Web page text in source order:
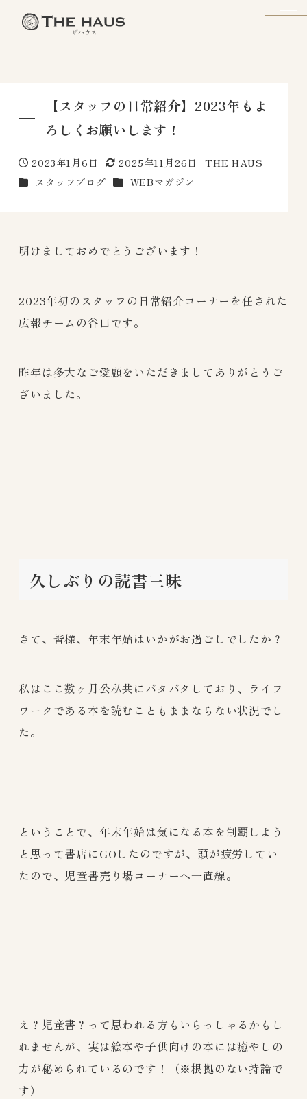
【スタッフの日常紹介】2023年もよ
ろしくお願いします！
投稿日
2023年1月6日
更新日
2025年11月26日
著
THE HAUS
カテゴリー
スタッフブログ カテゴリー
WEBマガジン
明けましておめでとうございます！
2023年初のスタッフの日常紹介コーナーを任された
広報チームの谷口です。
昨年は多大なご愛顧をいただきましてありがとうご
ざいました。
久しぶりの読書三昧
さて、皆様、年末年始はいかがお過ごしでしたか？
私はここ数ヶ月公私共にバタバタしており、ライフ
ワークである本を読むこともままならない状況でし
た。
ということで、年末年始は気になる本を制覇しよう
と思って書店にGOしたのですが、頭が疲労してい
たので、児童書売り場コーナーへ一直線。
え？児童書？って思われる方もいらっしゃるかもし
れませんが、実は絵本や子供向けの本には癒やしの
力が秘められているのです！（※根拠のない持論で
す）